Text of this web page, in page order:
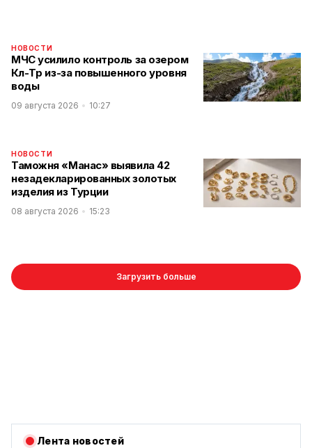
НОВОСТИ
МЧС усилило контроль за озером
Көл-Төр из-за повышенного уровня
воды
09 августа 2026 10:27
НОВОСТИ
Таможня «Манас» выявила 42
незадекларированных золотых
изделия из Турции
08 августа 2026 15:23
Загрузить больше
Лента новостей